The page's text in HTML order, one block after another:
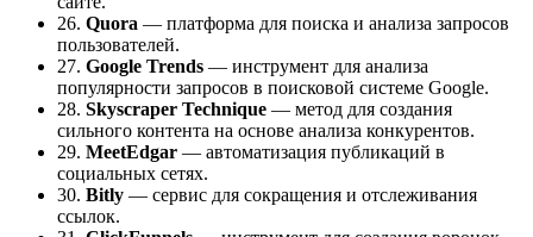
26. Quora — платформа для поиска и анализа запросов
пользователей.
27. Google Trends — инструмент для анализа
популярности запросов в поисковой системе Google.
28. Skyscraper Technique — метод для создания
сильного контента на основе анализа конкурентов.
29. MeetEdgar — автоматизация публикаций в
социальных сетях.
30. Bitly — сервис для сокращения и отслеживания
ссылок.